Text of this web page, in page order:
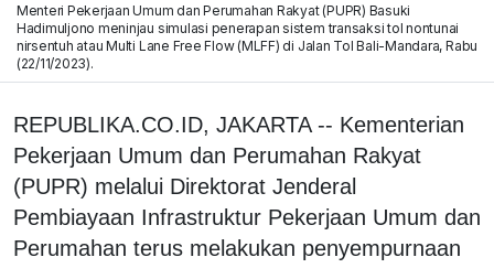
Menteri Pekerjaan Umum dan Perumahan Rakyat (PUPR) Basuki
Hadimuljono meninjau simulasi penerapan sistem transaksi tol nontunai
nirsentuh atau Multi Lane Free Flow (MLFF) di Jalan Tol Bali-Mandara, Rabu
(22/11/2023).
REPUBLIKA.CO.ID, JAKARTA -- Kementerian
Pekerjaan Umum dan Perumahan Rakyat
(PUPR) melalui Direktorat Jenderal
Pembiayaan Infrastruktur Pekerjaan Umum dan
Perumahan terus melakukan penyempurnaan